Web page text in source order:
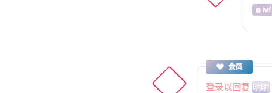
@ Mf
会员
登录以回复 明明